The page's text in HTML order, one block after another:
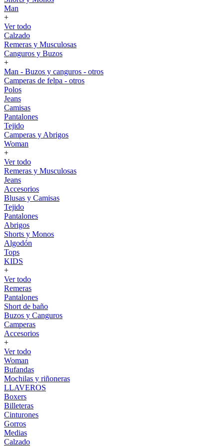
Man
+
Ver todo
Calzado
Remeras y Musculosas
Canguros y Buzos
+
Man - Buzos y canguros - otros
Camperas de felpa - otros
Polos
Jeans
Camisas
Pantalones
Tejido
Camperas y Abrigos
Woman
+
Ver todo
Remeras y Musculosas
Jeans
Accesorios
Blusas y Camisas
Tejido
Pantalones
Abrigos
Shorts y Monos
Algodón
Tops
KIDS
+
Ver todo
Remeras
Pantalones
Short de baño
Buzos y Canguros
Camperas
Accesorios
+
Ver todo
Woman
Bufandas
Mochilas y riñoneras
LLAVEROS
Boxers
Billeteras
Cinturones
Gorros
Medias
Calzado